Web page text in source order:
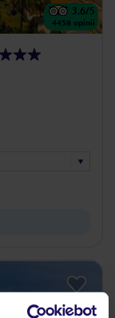
3.6/5
4458 opinii